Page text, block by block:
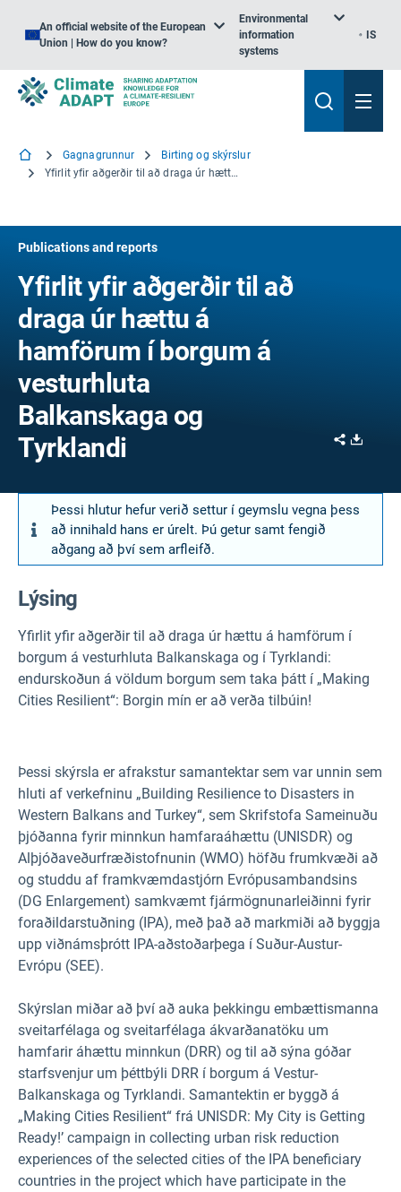
An official website of the European
Union | How do you know?
Environmental
information
systems
IS
Gagnagrunnur
Birting og skýrslur
Yfirlit yfir aðgerðir til að draga úr hættu á hamförum í borgum á vesturhluta Balkanskaga og Tyrklandi
Publications and reports
Yfirlit yfir aðgerðir til að
draga úr hættu á
hamförum í borgum á
vesturhluta
Balkanskaga og
Tyrklandi
Share
Þessi hlutur hefur verið settur í geymslu vegna þess
að innihald hans er úrelt. Þú getur samt fengið
aðgang að því sem arfleifð.
Lýsing
Yfirlit yfir aðgerðir til að draga úr hættu á hamförum í
borgum á vesturhluta Balkanskaga og í Tyrklandi:
endurskoðun á völdum borgum sem taka þátt í „Making
Cities Resilient“: Borgin mín er að verða tilbúin!
Þessi skýrsla er afrakstur samantektar sem var unnin sem
hluti af verkefninu „Building Resilience to Disasters in
Western Balkans and Turkey“, sem Skrifstofa Sameinuðu
þjóðanna fyrir minnkun hamfaraáhættu (UNISDR) og
Alþjóðaveðurfræðistofnunin (WMO) höfðu frumkvæði að
og studdu af framkvæmdastjórn Evrópusambandsins
(DG Enlargement) samkvæmt fjármögnunarleiðinni fyrir
foraðildarstuðning (IPA), með það að markmiði að byggja
upp viðnámsþrótt IPA-aðstoðarþega í Suður-Austur-
Evrópu (SEE).
Skýrslan miðar að því að auka þekkingu embættismanna
sveitarfélaga og sveitarfélaga ákvarðanatöku um
hamfarir áhættu minnkun (DRR) og til að sýna góðar
starfsvenjur um þéttbýli DRR í borgum á Vestur-
Balkanskaga og Tyrklandi. Samantektin er byggð á
„Making Cities Resilient“ frá UNISDR: My City is Getting
Ready!’ campaign in collecting urban risk reduction
experiences of the selected cities of the IPA beneficiary
countries in the project which have participate in the